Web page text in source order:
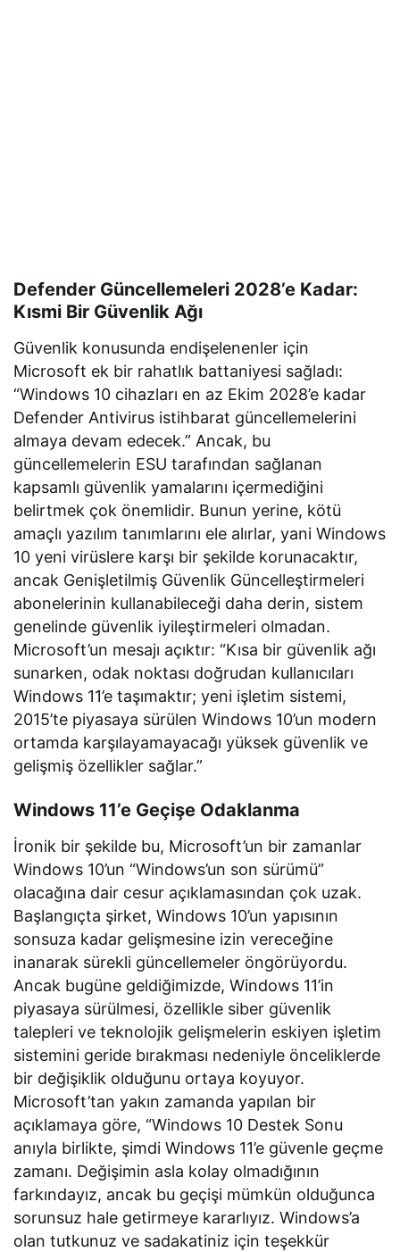
Defender Güncellemeleri 2028’e Kadar:
Kısmi Bir Güvenlik Ağı
Güvenlik konusunda endişelenenler için
Microsoft ek bir rahatlık battaniyesi sağladı:
“Windows 10 cihazları en az Ekim 2028’e kadar
Defender Antivirus istihbarat güncellemelerini
almaya devam edecek.” Ancak, bu
güncellemelerin ESU tarafından sağlanan
kapsamlı güvenlik yamalarını içermediğini
belirtmek çok önemlidir. Bunun yerine, kötü
amaçlı yazılım tanımlarını ele alırlar, yani Windows
10 yeni virüslere karşı bir şekilde korunacaktır,
ancak Genişletilmiş Güvenlik Güncelleştirmeleri
abonelerinin kullanabileceği daha derin, sistem
genelinde güvenlik iyileştirmeleri olmadan.
Microsoft’un mesajı açıktır: “Kısa bir güvenlik ağı
sunarken, odak noktası doğrudan kullanıcıları
Windows 11’e taşımaktır; yeni işletim sistemi,
2015’te piyasaya sürülen Windows 10’un modern
ortamda karşılayamayacağı yüksek güvenlik ve
gelişmiş özellikler sağlar.”
Windows 11’e Geçişe Odaklanma
İronik bir şekilde bu, Microsoft’un bir zamanlar
Windows 10’un “Windows’un son sürümü”
olacağına dair cesur açıklamasından çok uzak.
Başlangıçta şirket, Windows 10’un yapısının
sonsuza kadar gelişmesine izin vereceğine
inanarak sürekli güncellemeler öngörüyordu.
Ancak bugüne geldiğimizde, Windows 11’in
piyasaya sürülmesi, özellikle siber güvenlik
talepleri ve teknolojik gelişmelerin eskiyen işletim
sistemini geride bırakması nedeniyle önceliklerde
bir değişiklik olduğunu ortaya koyuyor.
Microsoft’tan yakın zamanda yapılan bir
açıklamaya göre, “Windows 10 Destek Sonu
anıyla birlikte, şimdi Windows 11’e güvenle geçme
zamanı. Değişimin asla kolay olmadığının
farkındayız, ancak bu geçişi mümkün olduğunca
sorunsuz hale getirmeye kararlıyız. Windows’a
olan tutkunuz ve sadakatiniz için teşekkür